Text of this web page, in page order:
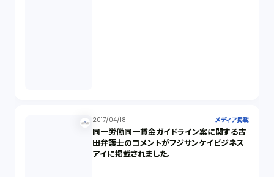
2017/04/18 メディア掲載
同一労働同一賃金ガイドライン案に関する古
田弁護士のコメントがフジサンケイビジネス
アイに掲載されました。